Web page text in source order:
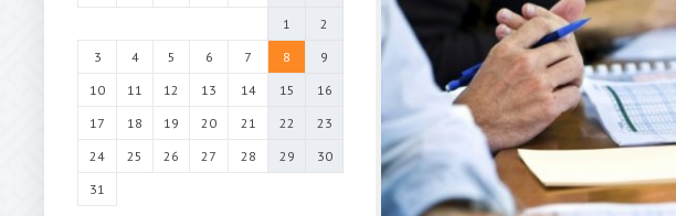
1
2
3
4 5 6 7 8
9
10
11 12 13 14 15
16
17
18 19 20 21 22
23
24
25 26 27 28 29
30
31